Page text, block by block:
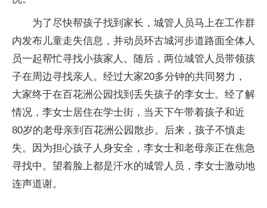
为了尽快帮孩子找到家长，城管人员马上在工作群
内发布儿童走失信息，并动员环古城河步道路面全体人
员一起帮忙寻找小孩家人。随后，两位城管人员带领孩
子在周边寻找亲人。经过大家20多分钟的共同努力，
大家终于在百花洲公园找到丢失孩子的李女士。经了解
情况，李女士居住在学士街，当天下午带着孩子和近
80岁的老母亲到百花洲公园散步。后来，孩子不慎走
失。因为担心孩子人身安全，李女士和老母亲正在焦急
寻找中。望着脸上都是汗水的城管人员，李女士激动地
连声道谢。